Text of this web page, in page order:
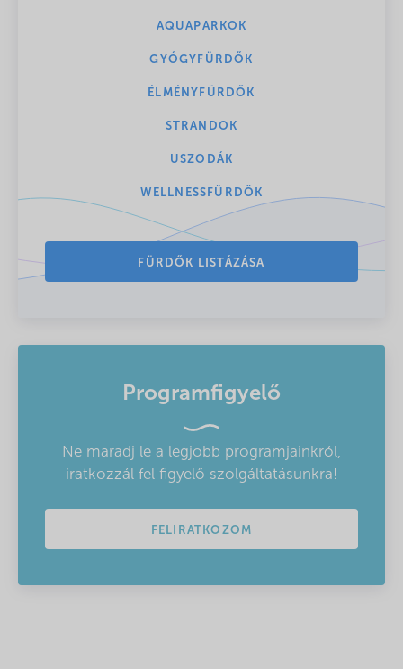
AQUAPARKOK
GYÓGYFÜRDŐK
ÉLMÉNYFÜRDŐK
STRANDOK
USZODÁK
WELLNESSFÜRDŐK
FÜRDŐK LISTÁZÁSA
Programfigyelő
Ne maradj le a legjobb programjainkról,
iratkozzál fel figyelő szolgáltatásunkra!
FELIRATKOZOM